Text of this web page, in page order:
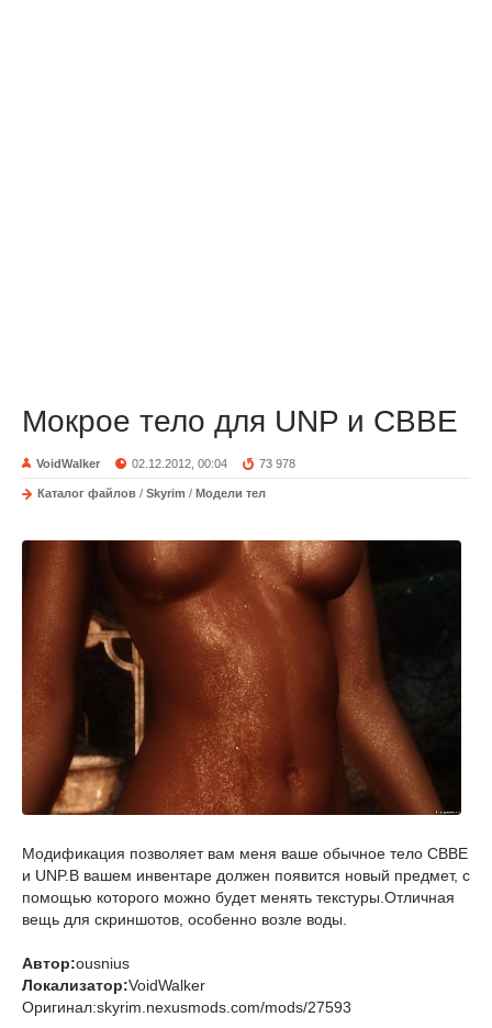
Мокрое тело для UNP и CBBE
VoidWalker 02.12.2012, 00:04 73 978
Каталог файлов / Skyrim / Модели тел
Модификация позволяет вам меня ваше обычное тело CBBE
и UNP.В вашем инвентаре должен появится новый предмет, с
помощью которого можно будет менять текстуры.Отличная
вещь для скриншотов, особенно возле воды.
Автор:ousnius
Локализатор:VoidWalker
Оригинал:skyrim.nexusmods.com/mods/27593